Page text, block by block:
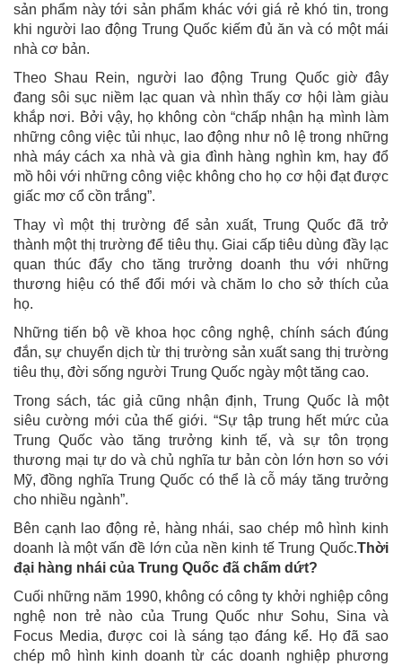
sản phẩm này tới sản phẩm khác với giá rẻ khó tin, trong
khi người lao động Trung Quốc kiếm đủ ăn và có một mái
nhà cơ bản.
Theo Shau Rein, người lao động Trung Quốc giờ đây
đang sôi sục niềm lạc quan và nhìn thấy cơ hội làm giàu
khắp nơi. Bởi vậy, họ không còn “chấp nhận hạ mình làm
những công việc tủi nhục, lao động như nô lệ trong những
nhà máy cách xa nhà và gia đình hàng nghìn km, hay đổ
mồ hôi với những công việc không cho họ cơ hội đạt được
giấc mơ cổ cồn trắng”.
Thay vì một thị trường để sản xuất, Trung Quốc đã trở
thành một thị trường để tiêu thụ. Giai cấp tiêu dùng đầy lạc
quan thúc đẩy cho tăng trưởng doanh thu với những
thương hiệu có thể đổi mới và chăm lo cho sở thích của
họ.
Những tiến bộ về khoa học công nghệ, chính sách đúng
đắn, sự chuyển dịch từ thị trường sản xuất sang thị trường
tiêu thụ, đời sống người Trung Quốc ngày một tăng cao.
Trong sách, tác giả cũng nhận định, Trung Quốc là một
siêu cường mới của thế giới. “Sự tập trung hết mức của
Trung Quốc vào tăng trưởng kinh tế, và sự tôn trọng
thương mại tự do và chủ nghĩa tư bản còn lớn hơn so với
Mỹ, đồng nghĩa Trung Quốc có thể là cỗ máy tăng trưởng
cho nhiều ngành”.
Bên cạnh lao động rẻ, hàng nhái, sao chép mô hình kinh
doanh là một vấn đề lớn của nền kinh tế Trung Quốc.Thời
đại hàng nhái của Trung Quốc đã chấm dứt?
Cuối những năm 1990, không có công ty khởi nghiệp công
nghệ non trẻ nào của Trung Quốc như Sohu, Sina và
Focus Media, được coi là sáng tạo đáng kể. Họ đã sao
chép mô hình kinh doanh từ các doanh nghiệp phương